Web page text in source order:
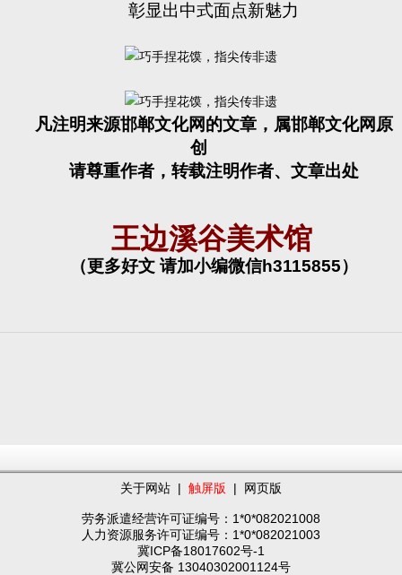
彰显出中式面点新魅力
凡注明来源邯郸文化网的文章，属邯郸文化网原
创
请尊重作者，转载注明作者、文章出处
王边溪谷美术馆
（更多好文 请加小编微信h3115855）
关于网站 | 触屏版 | 网页版
劳务派遣经营许可证编号：1*0*082021008
人力资源服务许可证编号：1*0*082021003
冀ICP备18017602号-1
冀公网安备 13040302001124号